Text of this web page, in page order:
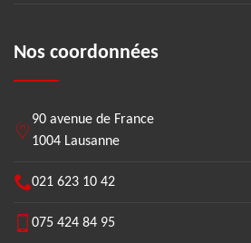
Nos coordonnées
90 avenue de France
1004 Lausanne
021 623 10 42
075 424 84 95